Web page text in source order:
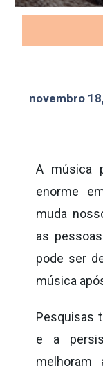
novembro
A música
enorme
muda
as
pode ser
música
Pesquisas
e a